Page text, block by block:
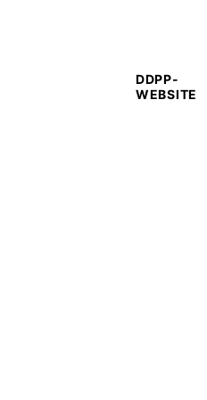
DDPP-
WEBSITE